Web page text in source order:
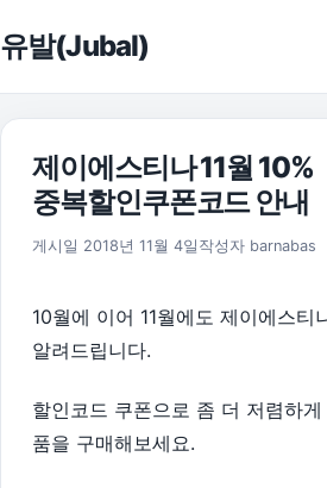
유발(Jubal)
제이에스티나 11월 10%
중복할인쿠폰코드 안내
게시일 2018년 11월 4일 2019년 12월 28일
작성자 barnabas
10월에 이어 11월에도 제이에스티
알려드립니다.
할인코드 쿠폰으로 좀 더 저렴하
품을 구매해보세요.